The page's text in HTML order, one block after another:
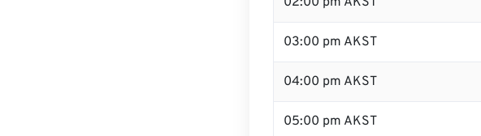
03:00 pm AKST
04:00 pm AKST
05:00 pm AKST